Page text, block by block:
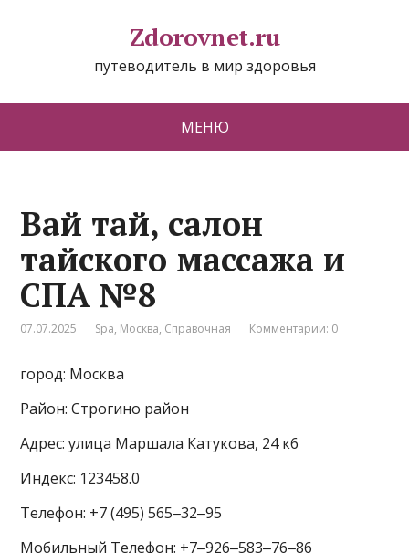
Zdorovnet.ru
путеводитель в мир здоровья
МЕНЮ
Вай тай, салон
тайского массажа и
СПА №8
07.07.2025 Spa, Москва, Справочная Комментарии: 0
город: Москва
Район: Строгино район
Адрес: улица Маршала Катукова, 24 к6
Индекс: 123458.0
Телефон: +7 (495) 565‒32‒95
Мобильный Телефон: +7‒926‒583‒76‒86